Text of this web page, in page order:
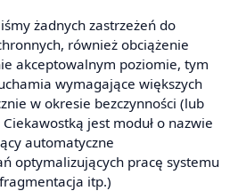
żadnych zastrzeżeń do
również obciążenie
akceptowalnym poziomie, tym
wymagające większych
w okresie bezczynności (lub
jest moduł o nazwie
automatyczne
optymalizujących pracę systemu
itp.)